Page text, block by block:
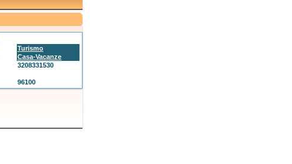
Turismo
Casa-Vacanze
3208331530
96100